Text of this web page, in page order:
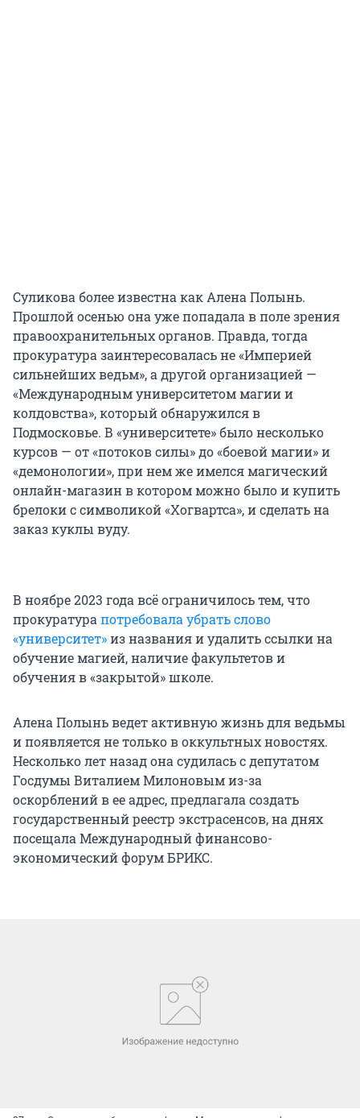
Суликова более известна как Алена Полынь.
Прошлой осенью она уже попадала в поле зрения
правоохранительных органов. Правда, тогда
прокуратура заинтересовалась не «Империей
сильнейших ведьм», а другой организацией —
«Международным университетом магии и
колдовства», который обнаружился в
Подмосковье. В «университете» было несколько
курсов — от «потоков силы» до «боевой магии» и
«демонологии», при нем же имелся магический
онлайн-магазин в котором можно было и купить
брелоки с символикой «Хогвартса», и сделать на
заказ куклы вуду.
В ноябре 2023 года всё ограничилось тем, что
прокуратура потребовала убрать слово
«университет»из названия и удалить ссылки на
обучение магией, наличие факультетов и
обучения в «закрытой» школе.
Алена Полынь ведет активную жизнь для ведьмы
и появляется не только в оккультных новостях.
Несколько лет назад она судилась с депутатом
Госдумы Виталием Милоновым из-за
оскорблений в ее адрес, предлагала создать
государственный реестр экстрасенсов, на днях
посещала Международный финансово-
экономический форум БРИКС.